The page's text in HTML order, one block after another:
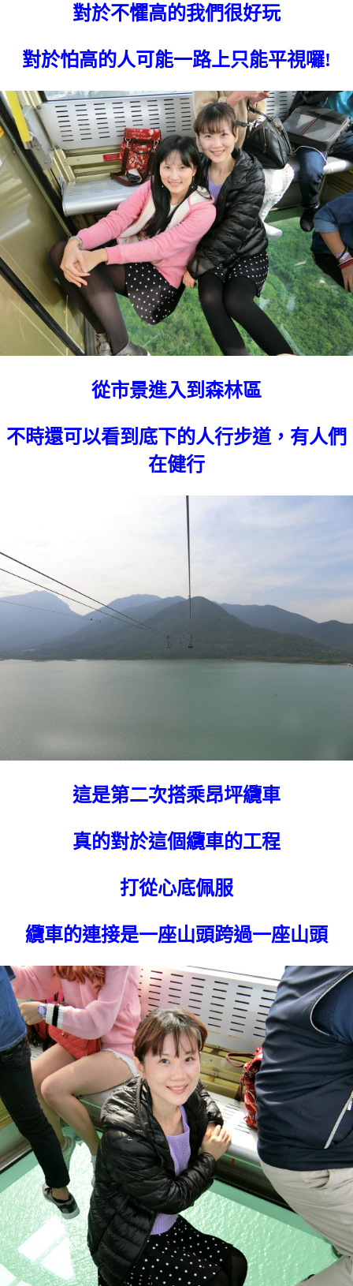
對於不懼高的我們很好玩
對於怕高的人可能一路上只能平視囉!
從市景進入到森林區
不時還可以看到底下的人行步道，有人們
在健行
這是第二次搭乘昂坪纜車
真的對於這個纜車的工程
打從心底佩服
纜車的連接是一座山頭跨過一座山頭